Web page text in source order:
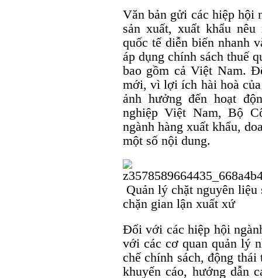
Văn bản gửi các hiệp hội
sản xuất, xuất khẩu
quốc tế diễn biến nhanh
áp dụng chính sách thuế
bao gồm cả Việt Nam.
mới, vì lợi ích hài hoà
ảnh hưởng đến hoạt
nghiệp Việt Nam, Bộ
ngành hàng xuất khẩu,
một số nội dung.
Quản lý chặt nguyên liệu
chặn gian lận xuất xứ
Đối với các hiệp hội
với các cơ quan quản lý
chế chính sách, động
khuyến cáo, hướng dẫn